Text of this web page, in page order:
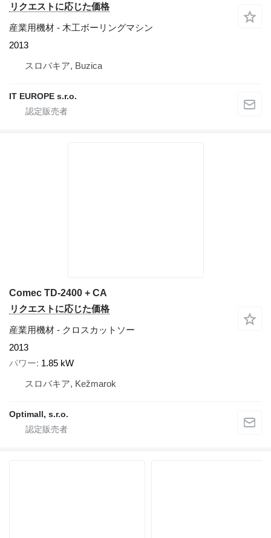
リクエストに応じた価格
産業用機材 - 木工ボーリングマシン
2013
スロバキア, Buzica
IT EUROPE s.r.o.
Comec TD-2400 + CA
リクエストに応じた価格
産業用機材 - クロスカットソー
2013
パワー 1.85 kW
スロバキア, Kežmarok
Optimall, s.r.o.